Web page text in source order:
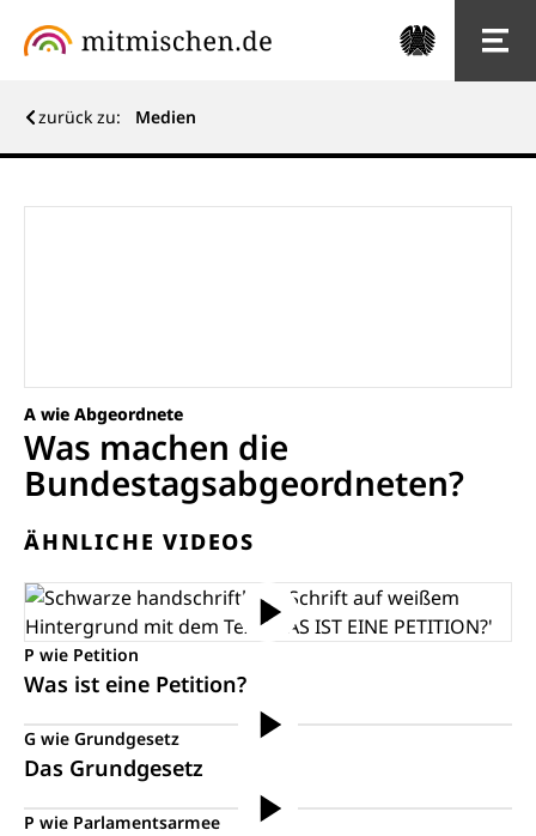
zurück zu: Medien
A wie Abgeordnete
Was machen die
Bundestagsabgeordneten?
ÄHNLICHE VIDEOS
P wie Petition
Was ist eine Petition?
G wie Grundgesetz
Das Grundgesetz
P wie Parlamentsarmee